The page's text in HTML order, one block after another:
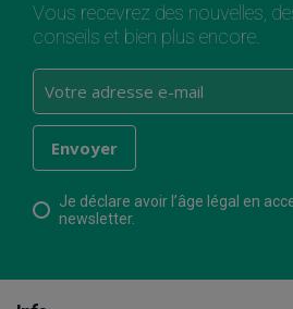
Vous recevrez des nouvelles,
conseils et bien plus encore.
Je déclare avoir l’âge légal en
newsletter.